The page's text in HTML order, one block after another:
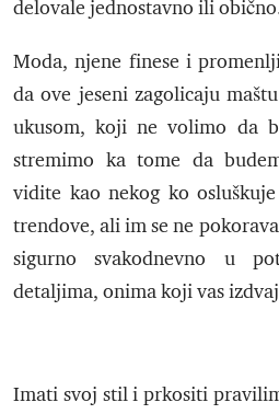
delovale jednostavno ili
Moda, njene finese i
da ove jeseni zagolicaju
ukusom, koji ne volimo da
stremimo ka tome da
vidite kao nekog ko
trendove, ali im se ne
sigurno svakodnevno u
detaljima, onima koji vas
Imati svoj stil i prkositi